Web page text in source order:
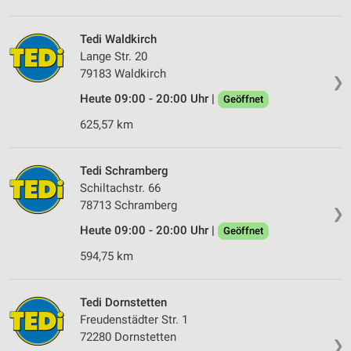
❯
Tedi Waldkirch
Lange Str. 20
79183 Waldkirch
Heute 09:00 - 20:00 Uhr |
Geöffnet
625,57 km
❯
Tedi Schramberg
Schiltachstr. 66
78713 Schramberg
Heute 09:00 - 20:00 Uhr |
Geöffnet
594,75 km
❯
Tedi Dornstetten
Freudenstädter Str. 1
72280 Dornstetten
Erstellung von Profilen zur Personalisierung
von Inhalten
Verwendung von Profilen zur Auswahl
personalisierter Inhalte
Messung der Performance von Inhalten
Analyse von Zielgruppen durch Statistiken oder
Kombinationen von Daten aus verschiedenen
Verwendung reduzierter Daten zur Auswahl von
Inhalten
IAB-Besonderheiten: